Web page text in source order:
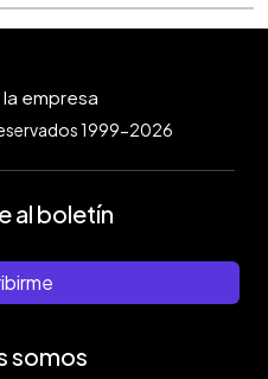
1999-2026
al boletín
somos